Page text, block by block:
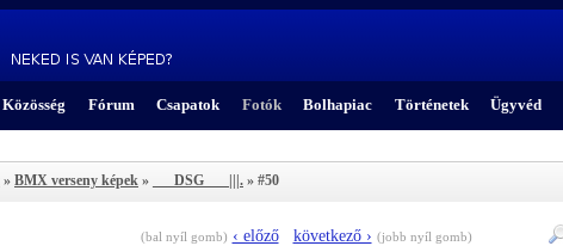
Közösség Fórum Csapatok Fotók Bolhapiac Történetek Ügyvéd
» BMX verseny képek » ___DSG___ |||. » #50
(bal nyíl gomb) ‹ előző következő › (jobb nyíl gomb)